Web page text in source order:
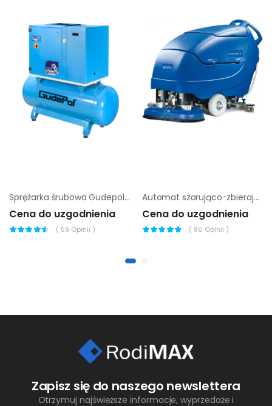
Sprężarka śrubowa Gudepol GD SMART 7,5/13-270/15
Cena do uzgodnienia
( 59 Opinii )
Automat szorująco-zbierający Nilfisk SCRUBTEC 871 L W/OBC
Cena do uzgodnienia
( 86 Opinii )
Zapisz się do naszego newslettera
Otrzymuj najświeższe informacje, wyprzedaże i